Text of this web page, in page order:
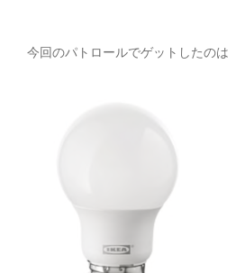
今回のパトロールでゲットしたのは